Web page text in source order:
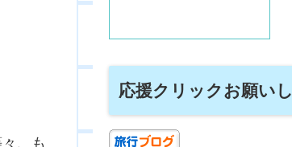
、も
応援クリックお願い